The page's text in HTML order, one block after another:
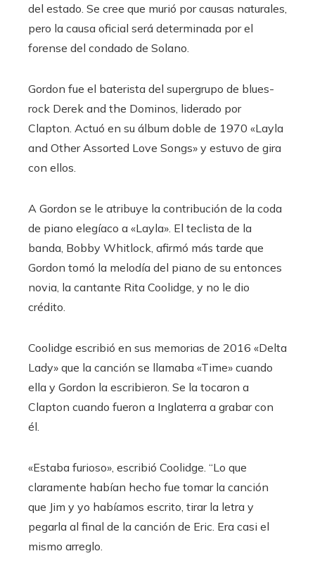
del estado. Se cree que murió por causas naturales,
pero la causa oficial será determinada por el
forense del condado de Solano.
Gordon fue el baterista del supergrupo de blues-
rock Derek and the Dominos, liderado por
Clapton. Actuó en su álbum doble de 1970 «Layla
and Other Assorted Love Songs» y estuvo de gira
con ellos.
A Gordon se le atribuye la contribución de la coda
de piano elegíaco a «Layla». El teclista de la
banda, Bobby Whitlock, afirmó más tarde que
Gordon tomó la melodía del piano de su entonces
novia, la cantante Rita Coolidge, y no le dio
crédito.
Coolidge escribió en sus memorias de 2016 «Delta
Lady» que la canción se llamaba «Time» cuando
ella y Gordon la escribieron. Se la tocaron a
Clapton cuando fueron a Inglaterra a grabar con
él.
«Estaba furioso», escribió Coolidge. “Lo que
claramente habían hecho fue tomar la canción
que Jim y yo habíamos escrito, tirar la letra y
pegarla al final de la canción de Eric. Era casi el
mismo arreglo.